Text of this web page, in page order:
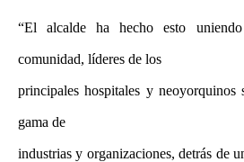
“El alcalde ha hecho esto
comunidad, líderes de los
principales hospitales y neoyorquinos
gama de
industrias y organizaciones, detrás de